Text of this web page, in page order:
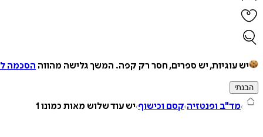
יש עוגיות, יש ספרים, חסר רק קפה. המשך גלישה מהווה הסכמה
הבנתי
מד"ב ופנטזיה קסם וכישוף יש עוד שלוש מאות כמונו 1